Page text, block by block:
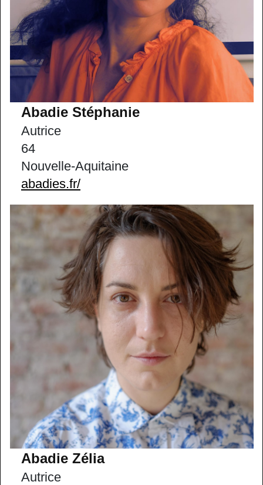
Abadie Stéphanie
Autrice
64
Nouvelle-Aquitaine
abadies.fr/
Abadie Zélia
Autrice